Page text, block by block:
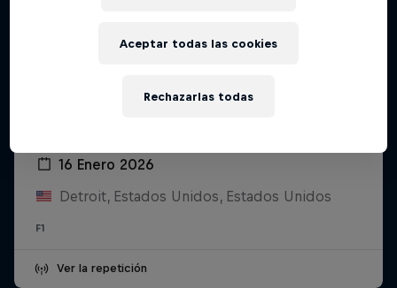
16 Enero 2026
Detroit, Estados Unidos, Estados Unidos
F1
Ver la repetición
Rechazarlas todas
Aceptar todas las cookies